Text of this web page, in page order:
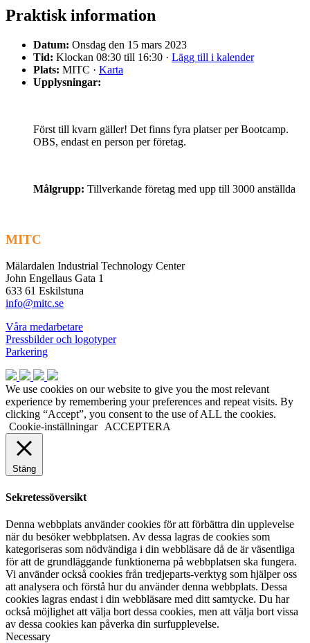
Praktisk information
Datum: Onsdag den 15 mars 2023
Tid: Klockan 08:30 till 16:30 · Lägg till i kalender
Plats: MITC · Karta
Upplysningar:
Först till kvarn gäller! Det finns fyra platser per Bootcamp.
OBS, endast en person per företag.
Målgrupp: Tillverkande företag med upp till 3000 anställda
MITC
Mälardalen Industrial Technology Center
John Engellaus Gata 1
633 61 Eskilstuna
info@mitc.se
Våra medarbetare
Pressbilder och logotyper
Parkering
We use cookies on our website to give you the most relevant
experience by remembering your preferences and repeat visits. By
clicking “Accept”, you consent to the use of ALL the cookies.
Cookie-inställningar
ACCEPTERA
Stäng
Sekretessöversikt
Denna webbplats använder cookies för att förbättra din upplevelse
när du besöker webbplatsen. Av dessa lagras de cookies som
kategoriseras som nödvändiga i din webbläsare då de är väsentliga
för att de grundläggande funktionerna på webbplatsen ska fungera.
Vi använder också cookies från tredjeparts-verktyg som hjälper oss
att analysera och förstå hur du använder denna webbplats. Dessa
cookies lagras endast i din webbläsare med ditt samtycke. Du har
också möjlighet att välja bort dessa cookies, men att välja bort vissa
av dessa cookies kan påverka din surfupplevelse.
Necessary